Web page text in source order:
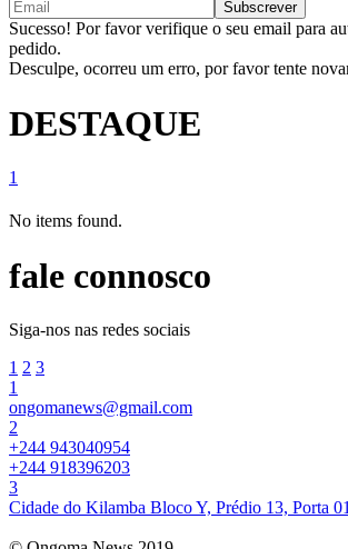
Sucesso! Por favor verifique o seu email para
pedido.
Desculpe, ocorreu um erro, por favor tente
DESTAQUE
1
No items found.
fale connosco
Siga-nos nas redes sociais
1 2 3
1
ongomanews@gmail.com
2
+244 943040954
+244 918396203
3
Cidade do Kilamba Bloco Y, Prédio 13, Porta